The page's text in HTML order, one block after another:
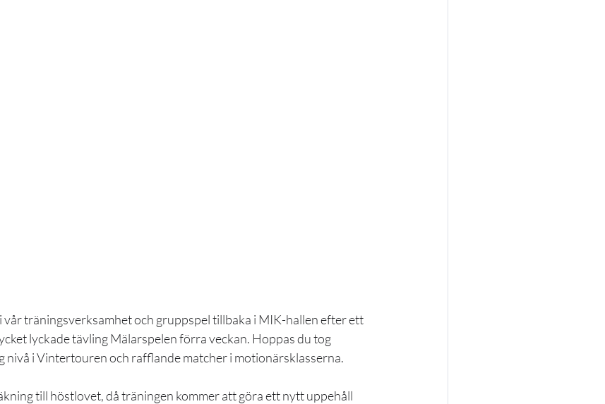
vår träningsverksamhet och gruppspel tillbaka i MIK-hallen efter ett
lyckade tävling Mälarspelen förra veckan. Hoppas du tog
nivå i Vintertouren och rafflande matcher i motionärsklasserna.
till höstlovet, då träningen kommer att göra ett nytt uppehåll